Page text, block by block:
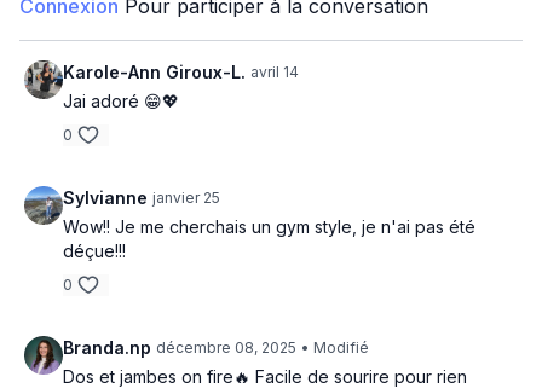
Circuit A - Jambes et dos
Squat press pull down
Split squat row (d)
Wall sit lat pull down
Circuit B - Jambes
Front lunge deadlift
Connexion Pour participer à la conversation
Karole-Ann Giroux-L. avril 14
Jai adoré 😁💖
0
Sylvianne janvier 25
Wow!! Je me cherchais un gym style, je n'ai pas été
déçue!!!
0
Branda.np décembre 08, 2025 • Modifié
Dos et jambes on fire🔥 Facile de sourire pour rien